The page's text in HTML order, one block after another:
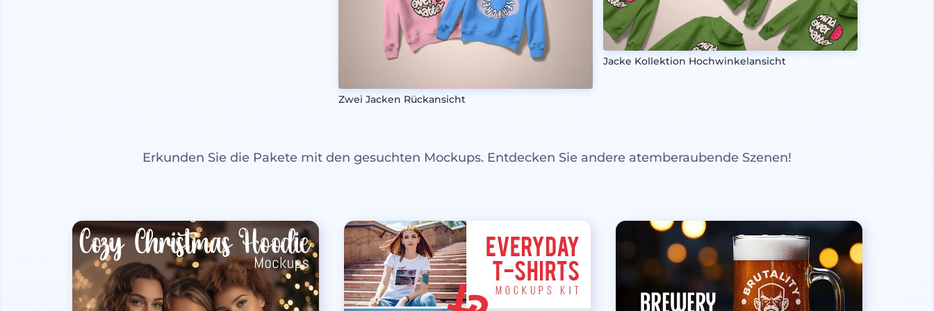
Zwei Jacken Rückansicht
Jacke Kollektion Hochwinkelansicht
Erkunden Sie die Pakete mit den gesuchten Mockups. Entdecken Sie andere atemberaubende Szenen!